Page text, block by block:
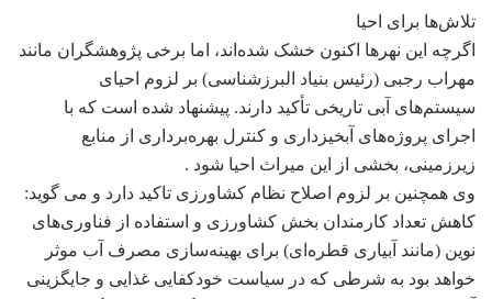
تلاش‌ها برای احیا
اگرچه این نهرها اکنون خشک شده‌اند، اما برخی پژوهشگران مانند
مهراب رجبی (رئیس بنیاد البرزشناسی) بر لزوم احیای
سیستم‌های آبی تاریخی تأکید دارند. پیشنهاد شده است که با
اجرای پروژه‌های آبخیزداری و کنترل بهره‌برداری از منابع
زیرزمینی، بخشی از این میراث احیا شود .
وی همچنین بر لزوم اصلاح نظام کشاورزی تاکید دارد و می گوید:
کاهش تعداد کارمندان بخش کشاورزی و استفاده از فناوری‌های
نوین (مانند آبیاری قطره‌ای) برای بهینه‌سازی مصرف آب موثر
خواهد بود به شرطی که در سیاست خودکفایی غذایی و جایگزینی